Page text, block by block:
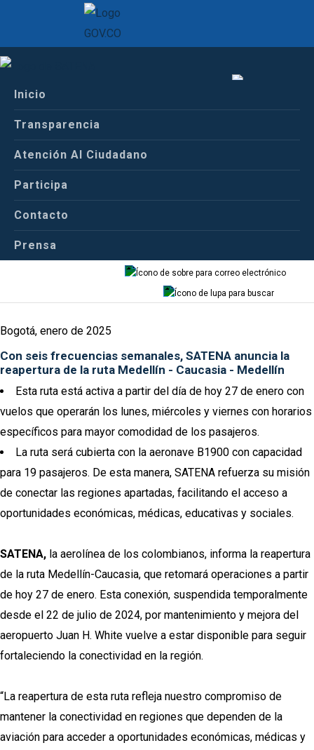
Inicio
Transparencia
Atención Al Ciudadano
Participa
Contacto
Prensa
Inicio
Centro de Prensa
Boletin
Bogotá, enero de 2025
Con seis frecuencias semanales, SATENA anuncia la
reapertura de la ruta Medellín - Caucasia - Medellín
Esta ruta está activa a partir del día de hoy 27 de enero con
vuelos que operarán los lunes, miércoles y viernes con horarios
específicos para mayor comodidad de los pasajeros.
La ruta será cubierta con la aeronave B1900 con capacidad
para 19 pasajeros. De esta manera, SATENA refuerza su misión
de conectar las regiones apartadas, facilitando el acceso a
oportunidades económicas, médicas, educativas y sociales.
SATENA, la aerolínea de los colombianos, informa la reapertura
de la ruta Medellín-Caucasia, que retomará operaciones a partir
de hoy 27 de enero. Esta conexión, suspendida temporalmente
desde el 22 de julio de 2024, por mantenimiento y mejora del
aeropuerto Juan H. White vuelve a estar disponible para seguir
fortaleciendo la conectividad en la región.
“La reapertura de esta ruta refleja nuestro compromiso de
mantener la conectividad en regiones que dependen de la
aviación para acceder a oportunidades económicas, médicas y